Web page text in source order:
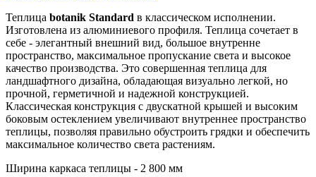
Теплица botanik Standard в классическом исполнении.
Изготовлена из алюминиевого профиля. Теплица сочетает в
себе - элегантный внешний вид, большое внутренне
пространство, максимальное пропускание света и высокое
качество производства. Это совершенная теплица для
ландшафтного дизайна, обладающая визуально легкой, но
прочной, герметичной и надежной конструкцией.
Классическая конструкция с двускатной крышей и высоким
боковым остеклением увеличивают внутреннее пространство
теплицы, позволяя правильно обустроить грядки и обеспечить
максимальное количество света растениям.
Ширина каркаса теплицы - 2 800 мм